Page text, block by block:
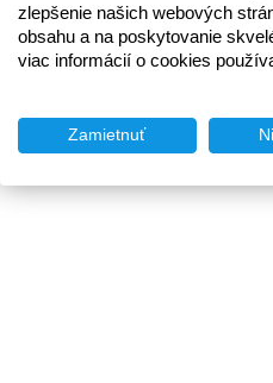
zlepšenie našich webových
obsahu a na poskytovanie
viac informácií o cookies
Zamietnuť